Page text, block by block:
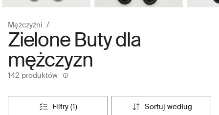
Mężczyźni
Zielone Buty dla
mężczyzn
142 produktów
filtry (1) sortuj według